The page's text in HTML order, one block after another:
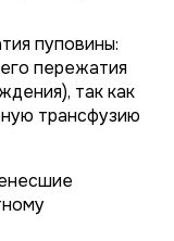
пуповины:
пережатия
так как
трансфузию